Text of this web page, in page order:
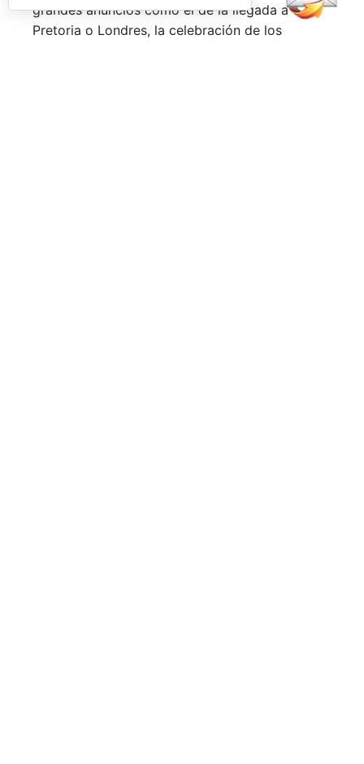
grandes anuncios como el de la llegada a
Pretoria o Londres, la celebración de los